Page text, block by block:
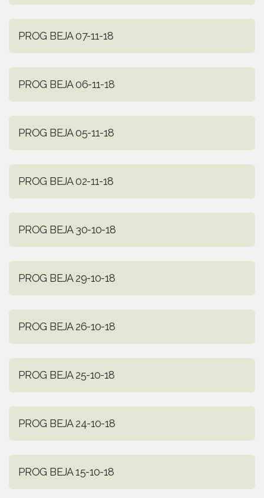
PROG BEJA 07-11-18
PROG BEJA 06-11-18
PROG BEJA 05-11-18
PROG BEJA 02-11-18
PROG BEJA 30-10-18
PROG BEJA 29-10-18
PROG BEJA 26-10-18
PROG BEJA 25-10-18
PROG BEJA 24-10-18
PROG BEJA 15-10-18